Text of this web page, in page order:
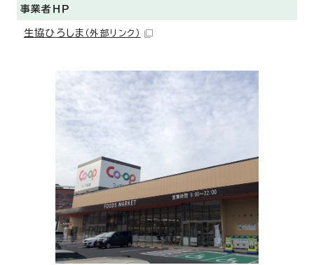
事業者ＨＰ
生協ひろしま （外部リンク）